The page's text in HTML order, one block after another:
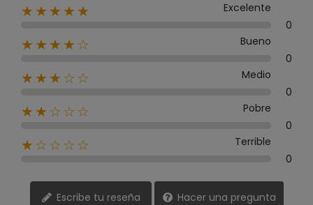
★★★★★
Excelente
0
★★★★☆
Bueno
0
★★★☆☆
Medio
0
★★☆☆☆
Pobre
0
★☆☆☆☆
Terrible
0
Escribe tu reseña Hacer una pregunta